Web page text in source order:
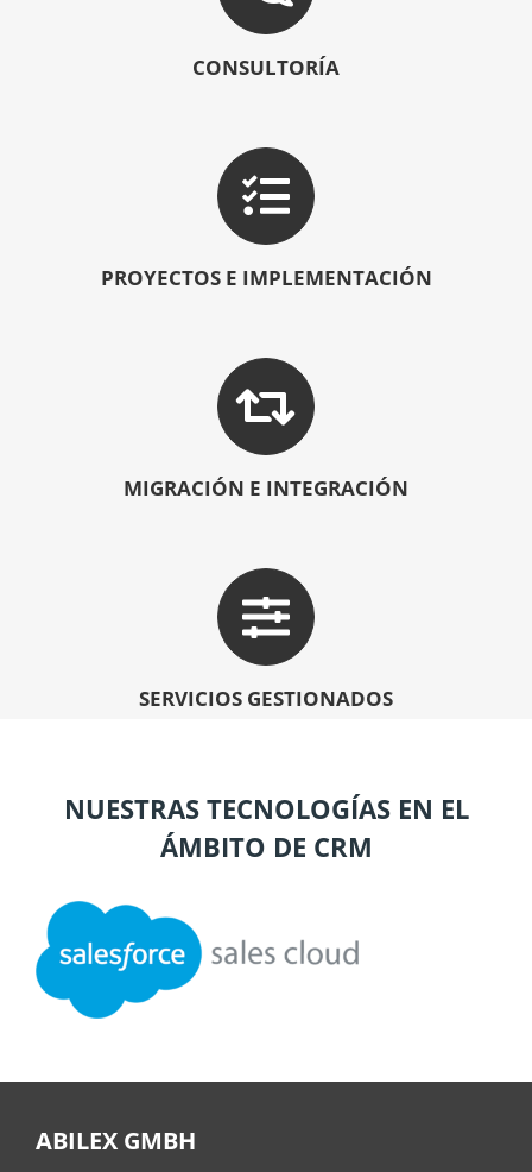
CONSULTORÍA
PROYECTOS E IMPLEMENTACIÓN
MIGRACIÓN E INTEGRACIÓN
SERVICIOS GESTIONADOS
NUESTRAS TECNOLOGÍAS EN EL
ÁMBITO DE CRM
ABILEX GMBH